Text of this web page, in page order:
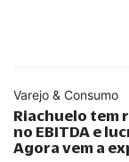
Varejo & Consumo
Riachuelo tem
no EBITDA e
Agora vem a